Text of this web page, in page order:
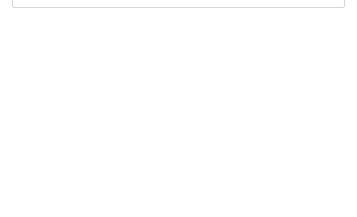
untuk: